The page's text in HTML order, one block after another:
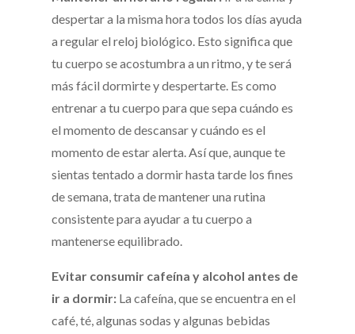
despertar a la misma hora todos los días ayuda
a regular el reloj biológico. Esto significa que
tu cuerpo se acostumbra a un ritmo, y te será
más fácil dormirte y despertarte. Es como
entrenar a tu cuerpo para que sepa cuándo es
el momento de descansar y cuándo es el
momento de estar alerta. Así que, aunque te
sientas tentado a dormir hasta tarde los fines
de semana, trata de mantener una rutina
consistente para ayudar a tu cuerpo a
mantenerse equilibrado.
Evitar consumir cafeína y alcohol antes de
ir a dormir:La cafeína, que se encuentra en el
café, té, algunas sodas y algunas bebidas